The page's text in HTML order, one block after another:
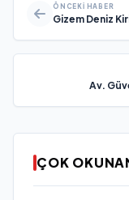
ÖNCEKI HABER
Gizem Deniz
Av.
ÇOK